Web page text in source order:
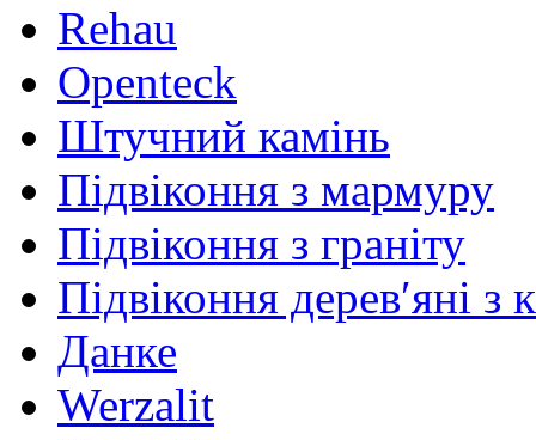
Rehau
Openteck
Штучний камінь
Підвіконня з мармуру
Підвіконня з граніту
Підвіконня дерев′яні з
Данке
Werzalit